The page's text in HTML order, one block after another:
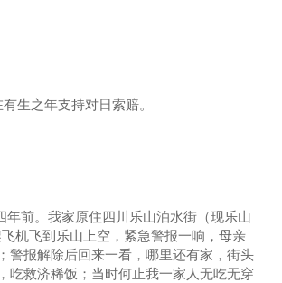
生之年支持对日索赔。
前。我家原住四川乐山泊水街（现乐山
机飞到乐山上空，紧急警报一响，母亲
警报解除后回来一看，哪里还有家，街头
吃救济稀饭；当时何止我一家人无吃无穿